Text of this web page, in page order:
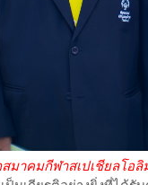
มาคมกีฬาสเปเชียลโอ